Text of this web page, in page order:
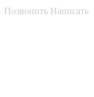
Позвонить Написать